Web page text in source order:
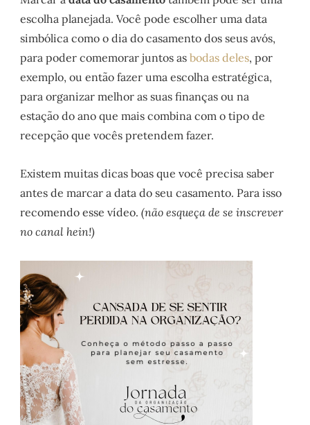
escolha planejada. Você pode escolher uma data
simbólica como o dia do casamento dos seus avós,
para poder comemorar juntos asbodas deles, por
exemplo, ou então fazer uma escolha estratégica,
para organizar melhor as suas finanças ou na
estação do ano que mais combina com o tipo de
recepção que vocês pretendem fazer.
Existem muitas dicas boas que você precisa saber
antes de marcar a data do seu casamento. Para isso
recomendo esse vídeo.(não esqueça de se inscrever
no canal hein!)